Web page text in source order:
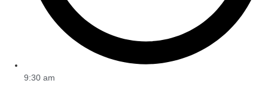
9:30 am